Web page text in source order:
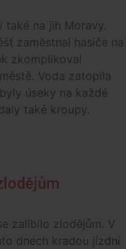
také na jih Moravy.
zaměstnal hasiče na
zkomplikoval
Voda zatopila
úseky na každé
také kroupy.
zalíbilo zlodějům. V
dnech kradou jízdní